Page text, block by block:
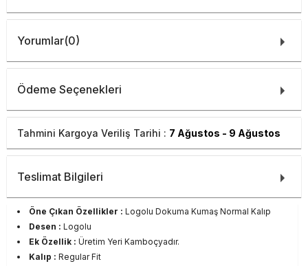
Yorumlar(0)
Ödeme Seçenekleri
Tahmini Kargoya Veriliş Tarihi : 7 Ağustos - 9 Ağustos
Teslimat Bilgileri
Öne Çıkan Özellikler : Logolu Dokuma Kumaş Normal Kalıp
Desen : Logolu
Ek Özellik : Üretim Yeri Kamboçyadır.
Kalıp : Regular Fit